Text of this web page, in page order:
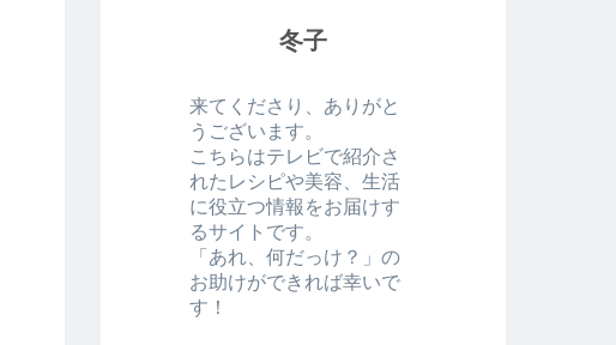
冬子
来てくださり、ありがと
うございます。
こちらはテレビで紹介さ
れたレシピや美容、生活
に役立つ情報をお届けす
るサイトです。
「あれ、何だっけ？」の
お助けができれば幸いで
す！